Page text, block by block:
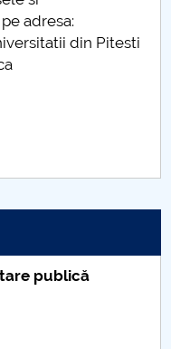
în Carieră
– UPB
adresa:
din Pitesti
– Centrul